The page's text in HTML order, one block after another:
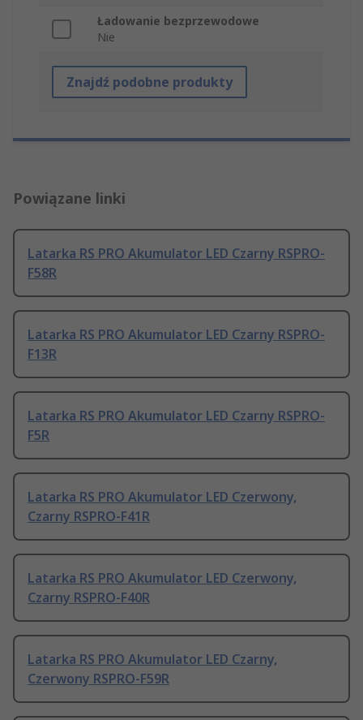
Ładowanie bezprzewodowe
Nie
Znajdź podobne produkty
Powiązane linki
Latarka RS PRO Akumulator LED Czarny RSPRO-
F58R
Latarka RS PRO Akumulator LED Czarny RSPRO-
F13R
Latarka RS PRO Akumulator LED Czarny RSPRO-
F5R
Latarka RS PRO Akumulator LED Czerwony,
Czarny RSPRO-F41R
Latarka RS PRO Akumulator LED Czerwony,
Czarny RSPRO-F40R
Latarka RS PRO Akumulator LED Czarny,
Czerwony RSPRO-F59R